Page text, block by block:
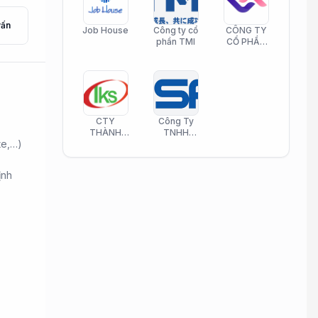
Job House
Công ty cổ
phần TMI
CÔNG TY
CỔ PHẦN
CTY
THÀNH
PHAMATECH
Công Ty
TNHH
Phần Mềm